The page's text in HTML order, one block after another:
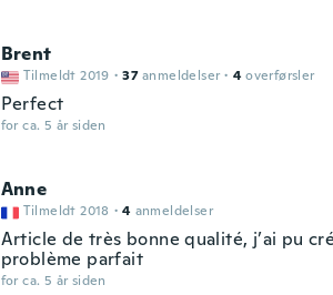
Brent
Tilmeldt 2019 · 37 anmeldelser · 4 overførsler
Perfect
for ca. 5 år siden
Anne
Tilmeldt 2018 · 4 anmeldelser
Article de très bonne qualité, j’ai pu
problème parfait
for ca. 5 år siden